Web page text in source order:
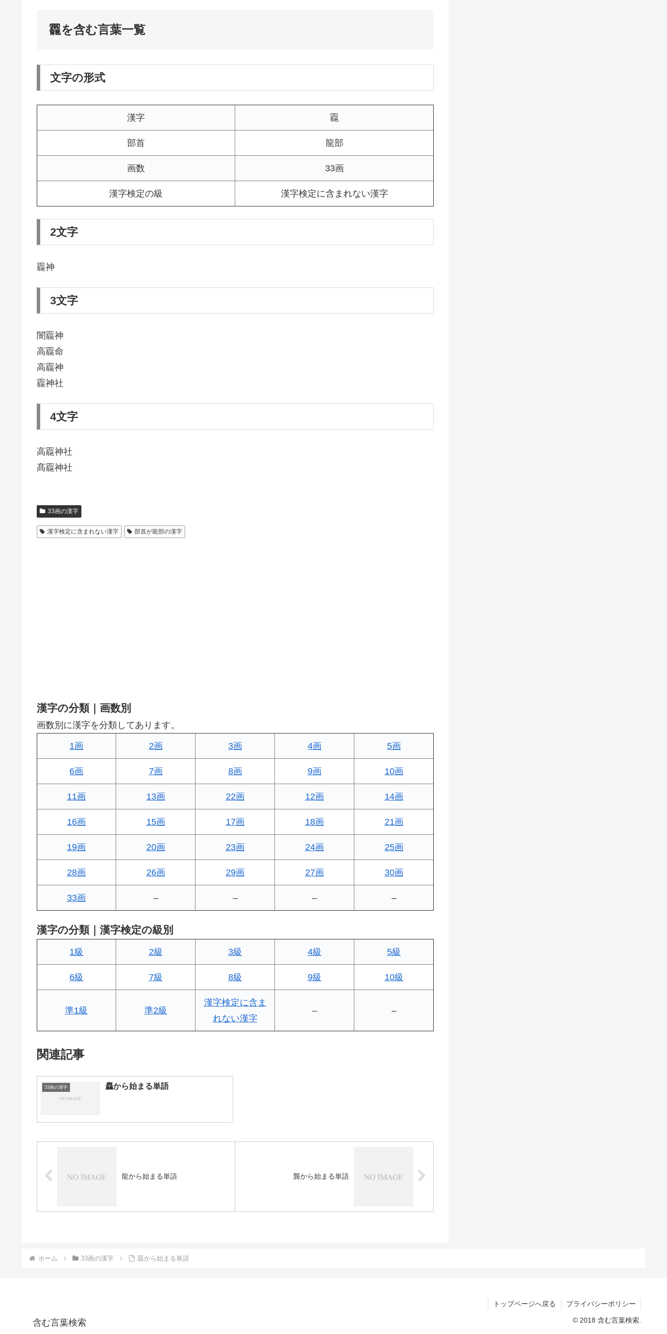
龗を含む言葉一覧
文字の形式
漢字 龗
部首 龍部
画数 33画
漢字検定の級 漢字検定に含まれない漢字
2文字
龗神
3文字
闇龗神
高龗命
高龗神
龗神社
4文字
高龗神社
髙龗神社
33画の漢字
漢字検定に含まれない漢字 部首が龍部の漢字
漢字の分類｜画数別
画数別に漢字を分類してあります。
1画 2画 3画 4画 5画
6画 7画 8画 9画 10画
11画 13画 22画 12画 14画
16画 15画 17画 18画 21画
19画 20画 23画 24画 25画
28画 26画 29画 27画 30画
33画 – – – –
漢字の分類｜漢字検定の級別
1級 2級 3級 4級 5級
6級 7級 8級 9級 10級
準1級 準2級
漢字検定に含ま
れない漢字
– –
関連記事
33画の漢字 麤から始まる単語
龍から始まる単語 龔から始まる単語
ホーム 33画の漢字 龗から始まる単語
含む言葉検索
トップページへ戻る プライバシーポリシー
© 2018 含む言葉検索.